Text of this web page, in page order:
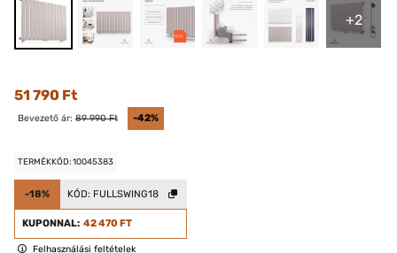
+2
51 790 Ft
Bevezető ár: 89 990 Ft -42%
TERMÉKKÓD: 10045383
-18% KÓD: FULLSWING18
KUPONNAL: 42 470 FT
Felhasználási feltételek